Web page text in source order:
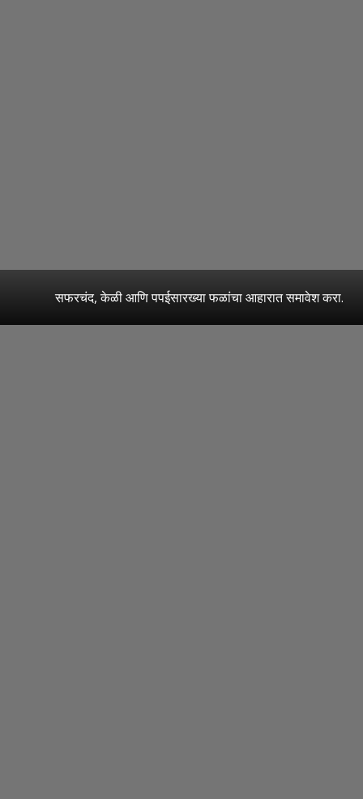
सफरचंद, केळी आणि पपईसारख्या फळांचा आहारात समावेश करा.